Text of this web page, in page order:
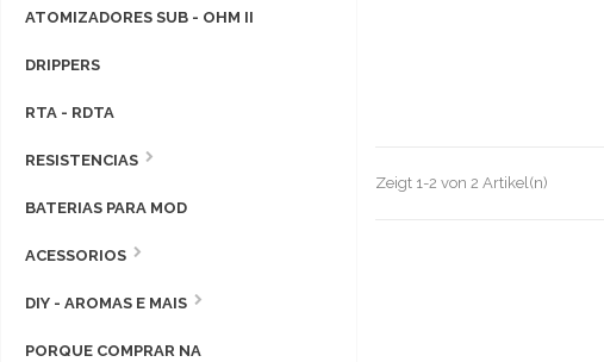
ATOMIZADORES SUB - OHM II
DRIPPERS
RTA - RDTA
RESISTENCIAS
BATERIAS PARA MOD
ACESSORIOS
DIY - AROMAS E MAIS
PORQUE COMPRAR NA
Zeigt 1-2 von 2 Artikel(n)